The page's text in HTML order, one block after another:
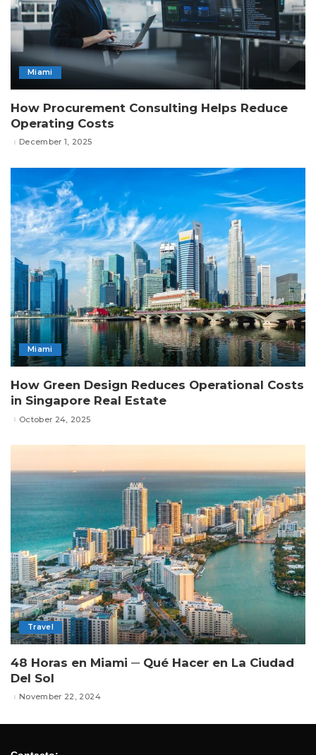
Miami
How Procurement Consulting Helps Reduce
Operating Costs
December 1, 2025
Miami
How Green Design Reduces Operational Costs
in Singapore Real Estate
October 24, 2025
Travel
48 Horas en Miami ─ Qué Hacer en La Ciudad
Del Sol
November 22, 2024